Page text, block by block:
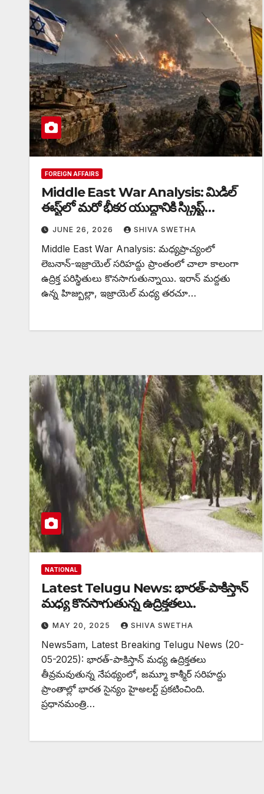
FOREIGN AFFAIRS
Middle East War Analysis: మిడిల్
ఈస్ట్‌లో మరో భీకర యుద్ధానికి స్క్రిప్ట్…
JUNE 26, 2026 SHIVA SWETHA
Middle East War Analysis: మధ్యప్రాచ్యంలో
లెబనాన్-ఇజ్రాయెల్ సరిహద్దు ప్రాంతంలో చాలా కాలంగా
ఉద్రిక్త పరిస్థితులు కొనసాగుతున్నాయి. ఇరాన్ మద్దతు
ఉన్న హిజ్బుల్లా, ఇజ్రాయెల్ మధ్య తరచూ…
NATIONAL
Latest Telugu News: భారత్-పాకిస్తాన్
మధ్య కొనసాగుతున్న ఉద్రిక్తతలు..
MAY 20, 2025 SHIVA SWETHA
News5am, Latest Breaking Telugu News (20-
05-2025): భారత్-పాకిస్తాన్ మధ్య ఉద్రిక్తతలు
తీవ్రమవుతున్న నేపథ్యంలో, జమ్మూ కాశ్మీర్ సరిహద్దు
ప్రాంతాల్లో భారత సైన్యం హైఅలర్ట్ ప్రకటించింది.
ప్రధానమంత్రి…